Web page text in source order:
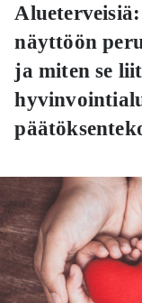
näyttöön
ja miten se